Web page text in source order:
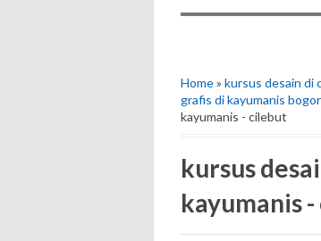
Home» kursus desain di
grafis di kayumanis bogor
kayumanis - cilebut
kursus
kayumanis